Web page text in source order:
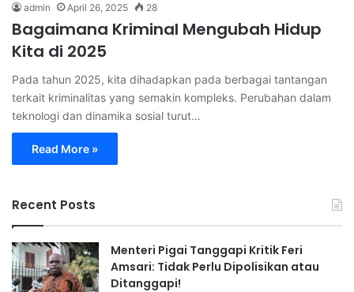
admin April 26, 2025 28
Bagaimana Kriminal Mengubah Hidup
Kita di 2025
Pada tahun 2025, kita dihadapkan pada berbagai tantangan
terkait kriminalitas yang semakin kompleks. Perubahan dalam
teknologi dan dinamika sosial turut…
Read More »
Recent Posts
Menteri Pigai Tanggapi Kritik Feri
Amsari: Tidak Perlu Dipolisikan atau
Ditanggapi!